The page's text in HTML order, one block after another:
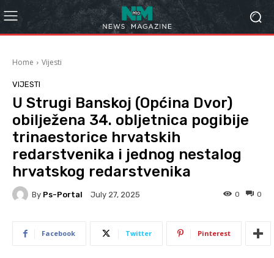
Home Vijesti
VIJESTI
U Strugi Banskoj (Općina Dvor)
obilježena 34. obljetnica pogibije
trinaestorice hrvatskih
redarstvenika i jednog nestalog
hrvatskog redarstvenika
By Ps-Portal July 27, 2025 0
0
Facebook Twitter Pinterest